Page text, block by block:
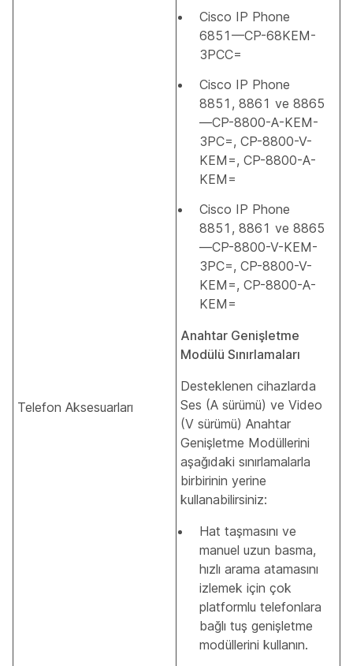
Telefon Aksesuarları
Cisco IP Phone
6851—CP-68KEM-
3PCC=
Cisco IP Phone
8851, 8861 ve 8865
—CP-8800-A-KEM-
3PC=, CP-8800-V-
KEM=, CP-8800-A-
KEM=
Cisco IP Phone
8851, 8861 ve 8865
—CP-8800-V-KEM-
3PC=, CP-8800-V-
KEM=, CP-8800-A-
KEM=
Anahtar Genişletme
Modülü Sınırlamaları
Desteklenen cihazlarda
Ses (A sürümü) ve Video
(V sürümü) Anahtar
Genişletme Modüllerini
aşağıdaki sınırlamalarla
birbirinin yerine
kullanabilirsiniz:
Hat taşmasını ve
manuel uzun basma,
hızlı arama atamasını
izlemek için çok
platformlu telefonlara
bağlı tuş genişletme
modüllerini kullanın.